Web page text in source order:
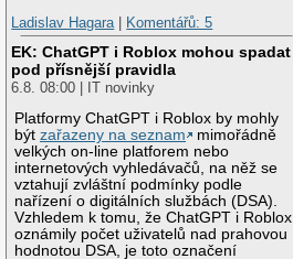
Ladislav Hagara| Komentářů: 5
EK: ChatGPT i Roblox mohou spadat
pod přísnější pravidla
6.8. 08:00 | IT novinky
Platformy ChatGPT i Roblox by mohly
býtzařazeny na seznam
mimořádně
velkých on-line platforem nebo
internetových vyhledávačů, na něž se
vztahují zvláštní podmínky podle
nařízení o digitálních službách (DSA).
Vzhledem k tomu, že ChatGPT i Roblox
oznámily počet uživatelů nad prahovou
hodnotou DSA, je toto označení